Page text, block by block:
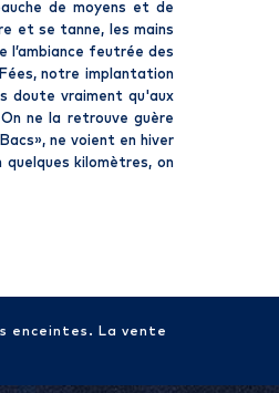
de moyens et de
et se tanne, les mains
l’ambiance feutrée des
notre implantation
doute vraiment qu'aux
ne la retrouve guère
ne voient en hiver
kilomètres, on
enceintes. La vente